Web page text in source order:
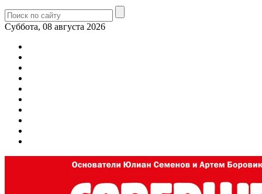
Суббота, 08 августа 2026